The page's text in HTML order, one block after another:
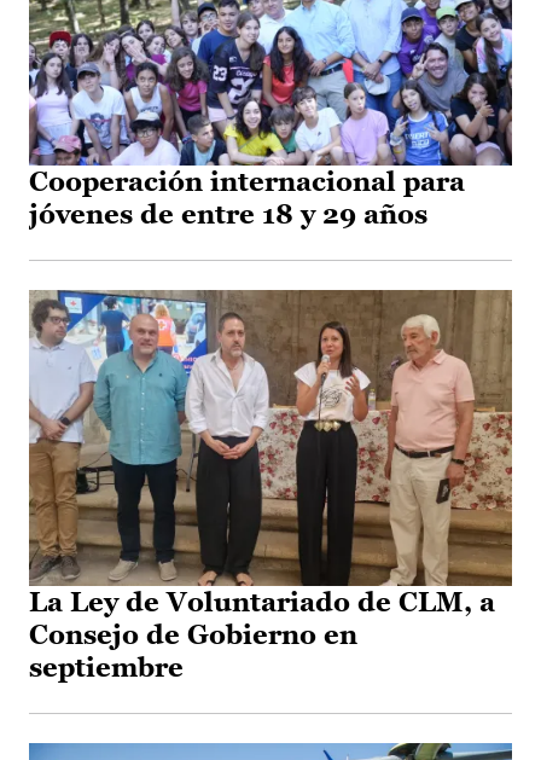
Cooperación internacional para
jóvenes de entre 18 y 29 años
La Ley de Voluntariado de CLM, a
Consejo de Gobierno en
septiembre